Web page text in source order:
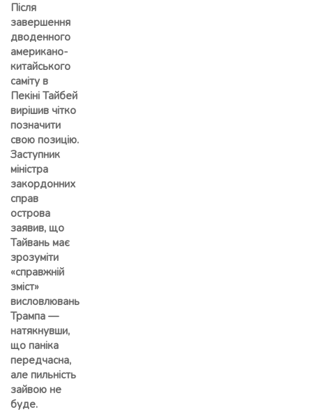
Після
завершення
дводенного
американо-
китайського
саміту в
Пекіні Тайбей
вирішив чітко
позначити
свою позицію.
Заступник
міністра
закордонних
справ
острова
заявив, що
Тайвань має
зрозуміти
«справжній
зміст»
висловлювань
Трампа —
натякнувши,
що паніка
передчасна,
але пильність
зайвою не
буде.